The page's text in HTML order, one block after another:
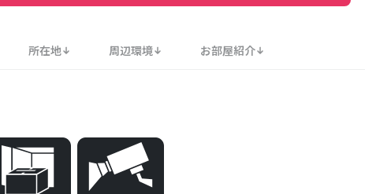
所在地 周辺環境 お部屋紹介